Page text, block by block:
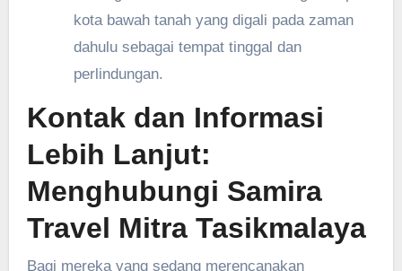
kota bawah tanah yang digali pada zaman
dahulu sebagai tempat tinggal dan
perlindungan.
Kontak dan Informasi
Lebih Lanjut:
Menghubungi Samira
Travel Mitra Tasikmalaya
Bagi mereka yang sedang merencanakan